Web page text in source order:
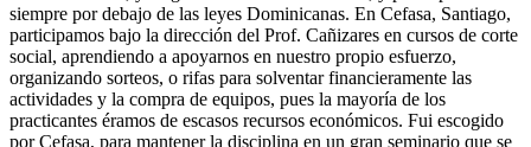
siempre por debajo de las leyes Dominicanas. En Cefasa, Santiago,
participamos bajo la dirección del Prof. Cañizares en cursos de corte
social, aprendiendo a apoyarnos en nuestro propio esfuerzo,
organizando sorteos, o rifas para solventar financieramente las
actividades y la compra de equipos, pues la mayoría de los
practicantes éramos de escasos recursos económicos. Fui escogido
por Cefasa, para mantener la disciplina en un gran seminario que se